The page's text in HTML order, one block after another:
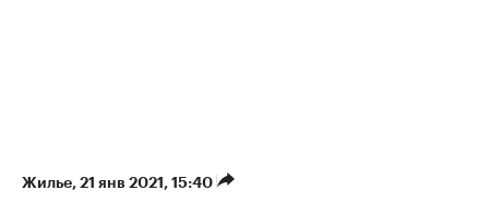
Жилье⁠, 21 янв 2021, 15:40